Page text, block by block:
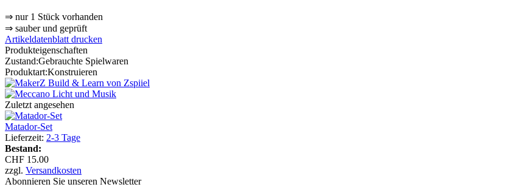
⇒ nur 1 Stück vorhanden
⇒ sauber und geprüft
Artikeldatenblatt drucken
Produkteigenschaften
Zustand:Gebrauchte Spielwaren
Produktart:Konstruieren
Zuletzt angesehen
Matador-Set
Lieferzeit: 2-3 Tage
Bestand:
CHF 15.00
zzgl. Versandkosten
Abonnieren Sie unseren Newsletter